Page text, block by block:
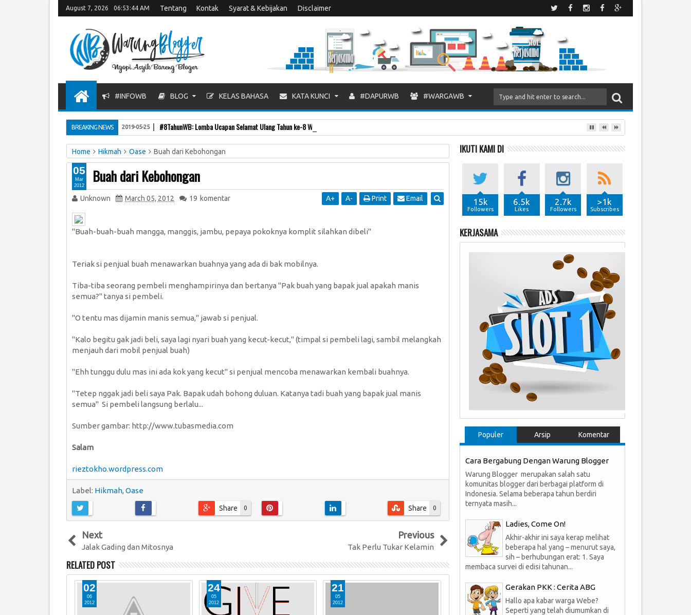
August 7, 2026 06:53:45 AM Tentang Kontak Syarat & Kebijakan Disclaimer
#INFOWB BLOG KELAS BAHASA KATA KUNCI #DAPURWB #WARGAWB
BREAKING NEWS #8TahunWB: Lomba Ucapan Selamat Ulang Tahun ke-8 Warung Blogger
2019-05-25
Home Hikmah Oase Buah dari Kebohongan
Buah dari Kebohongan
Unknown March 05, 2012 19 komentar A+ A- Print Email
"Buah-buah-buah mangga, manggis, jambu, pepaya pokoknya komplit silahkan dibeli"
Teriak si penjual buah menawarkan buahnya yang ada di bak mobilnya.
Tiba-tiba seorang pembeli menghampirinya dan bertanya "Pak buah yang bapak jual apakah manis
semua?" tanya si pembeli.
"O tentu mas dijamin manis semua," jawab si penjual.
"Kalo begitu gak jadi beli, saya lagi nyari buah yang kecut-kecut," (timpal si pembeli lagi, sambil melangkah
menjauh dari mobil penjual buah)
"Ehh tunggu dulu mas ini ada kok yang kecut" si penjual mencoba menawarkan kembali buahnya.
"Tetep nggak jadi beli saya Pak. Bapak udah bohong duluan. Katanya tadi buah yang bapak jual manis
semua" Si pembeli langsung berlalu...
Sumber gambar: http://www.tubasmedia.com
Salam
rieztokho.wordpress.com
Label: Hikmah, Oase
0
Share 0
Share
05
Mar
2012
Next
Jalak Gading dan Mitosnya
Previous
Tak Perlu Tukar Kelamin
RELATED POST
02
06
2012
24
05
2012
21
05
2012
30
04
2012
IKUTI KAMI DI
15k
Followers
6.5k
Likes
2.7k
Followers
>1k
Subscribes
KERJASAMA
Populer Arsip Komentar
Cara Bergabung Dengan Warung Blogger
Warung Blogger merupakan salah satu
komunitas blogger dari berbagai platform di
Indonesia. Selama beberapa tahun berdiri
ternyata masih...
Ladies, Come On!
Akhir-akhir ini saya kerap melihat
beberapa hal yang – menurut saya,
sih – berhubungan erat: 1. Saya
membaca survei di edisi tahunan...
Gerakan PKK : Cerita ABG
Hallo apa kabar warga Webe?
Seperti yang telah diumumkan di